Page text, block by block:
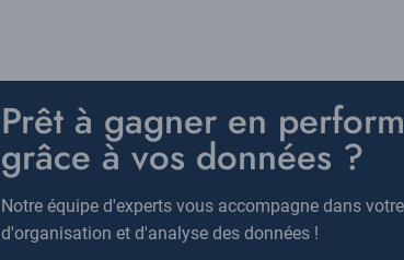
Titre
Prêt à gagner en
grâce à vos données ?
Description
Notre équipe d'experts vous accompagne dans
d'organisation et d'analyse des données !